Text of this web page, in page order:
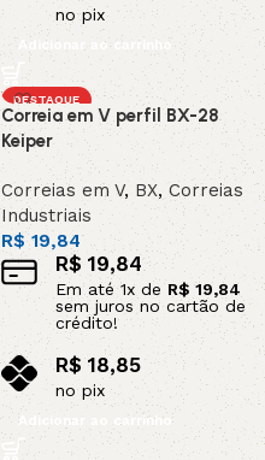
no pix
Adicionar ao carrinho
DESTAQUE
Correia em V perfil BX-28
Keiper
Correias em V, BX, Correias
Industriais
R$19,84
R$ 19,84
Em até1x deR$ 19,84
sem juros no cartão de
crédito!
R$18,85
no pix
Adicionar ao carrinho